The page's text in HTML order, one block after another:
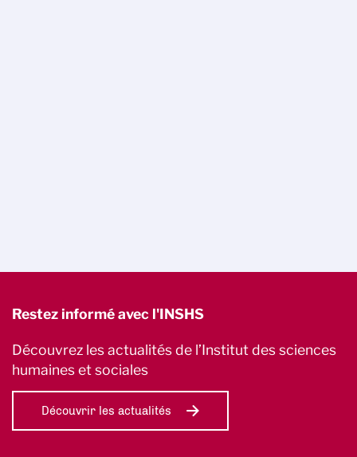
Restez informé avec l'INSHS
Découvrez les actualités de l’Institut des sciences
humaines et sociales
Découvrir les actualités